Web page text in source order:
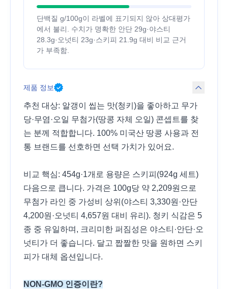
단백질 g/100g이 라벨에 표기되지 않아 상대평가
에서 불리. 수치가 명확한 안단 29g·야스티
28.3g·오넛티 23g·스키피 21.9g 대비 비교 근거
가 부족함.
제품 정보
추천 대상: 알갱이 씹는 맛(청키)을 좋아하고 무가
당·무염·오일 무첨가(땅콩 자체 오일) 콘셉트를 찾
는 분께 적합합니다. 100% 미국산 땅콩 사용과 전
통 브랜드를 선호하면 선택 가치가 있어요.
비교 핵심: 454g·1개로 용량은 스키피(924g 세트)
다음으로 큽니다. 가격은 100g당 약 2,209원으로
무첨가 라인 중 가성비 상위(야스티 3,330원·안단
4,200원·오넛티 4,657원 대비 유리). 청키 식감은 5
종 중 유일하며, 크리미한 퍼짐성은 야스티·안단·오
넛티가 더 좋습니다. 달고 짭짤한 맛을 원하면 스키
피가 대체 옵션입니다.
NON-GMO 인증이란?